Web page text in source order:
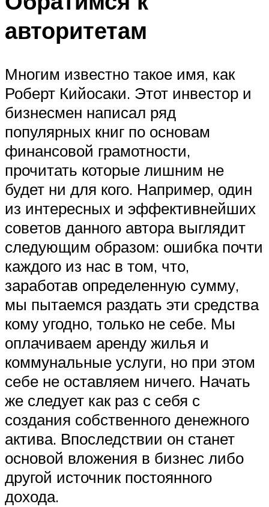
авторитетам
Многим известно такое имя, как
Роберт Кийосаки. Этот инвестор и
бизнесмен написал ряд
популярных книг по основам
финансовой грамотности,
прочитать которые лишним не
будет ни для кого. Например, один
из интересных и эффективнейших
советов данного автора выглядит
следующим образом: ошибка почти
каждого из нас в том, что,
заработав определенную сумму,
мы пытаемся раздать эти средства
кому угодно, только не себе. Мы
оплачиваем аренду жилья и
коммунальные услуги, но при этом
себе не оставляем ничего. Начать
же следует как раз с себя с
создания собственного денежного
актива. Впоследствии он станет
основой вложения в бизнес либо
другой источник постоянного
дохода.